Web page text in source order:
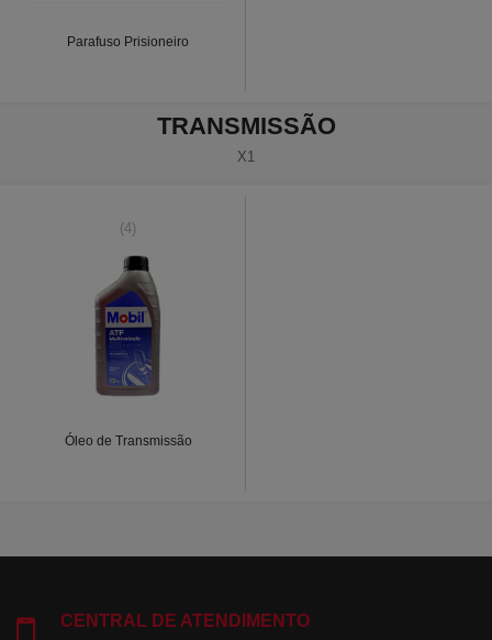
Parafuso Prisioneiro
TRANSMISSÃO
X1
(4)
Óleo de Transmissão
CENTRAL DE ATENDIMENTO